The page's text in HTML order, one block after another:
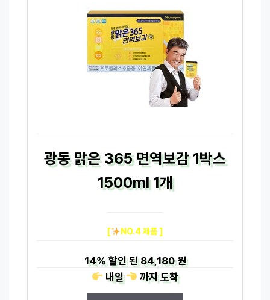
광동 맑은 365 면역보감 1박스
1500ml 1개
[ NO.4 제품 ]
14%할인 된84,180 원
내일
까지도착